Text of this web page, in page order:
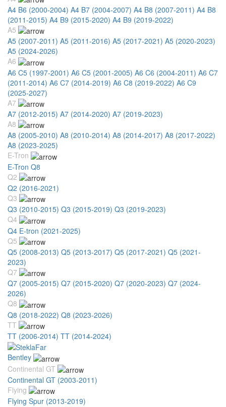
A4 B6 (2000-2004) A4 B7 (2004-2007) A4 B8 (2007-2011) A4 B8
(2011-2015) A4 B9 (2015-2020) A4 B9 (2019-2022)
A5
A5 (2007-2011) A5 (2011-2016) A5 (2017-2021) A5 (2020-2023)
A5 (2024-2026)
A6
A6 C5 (1997-2001) A6 C5 (2001-2005) A6 C6 (2004-2011) A6 C7
(2011-2014) A6 C7 (2014-2019) A6 C8 (2019-2022) A6 C9
(2025-2027)
A7
A7 (2012-2015) A7 (2014-2020) A7 (2019-2023)
A8
A8 (2005-2010) A8 (2010-2014) A8 (2014-2017) A8 (2017-2022)
A8 (2023-2025)
E-Tron
E-Tron Q8
Q2
Q2 (2016-2021)
Q3
Q3 (2010-2015) Q3 (2015-2019) Q3 (2019-2023)
Q4
Q4 E-tron (2021-2025)
Q5
Q5 (2008-2013) Q5 (2013-2017) Q5 (2017-2021) Q5 (2021-
2023)
Q7
Q7 (2005-2015) Q7 (2015-2020) Q7 (2020-2023) Q7 (2024-
2026)
Q8
Q8 (2018-2022) Q8 (2023-2026)
TT
TT (2006-2014) TT (2014-2024)
Bentley
Continental GT
Continental GT (2003-2011)
Flying
Flying Spur (2013-2019)